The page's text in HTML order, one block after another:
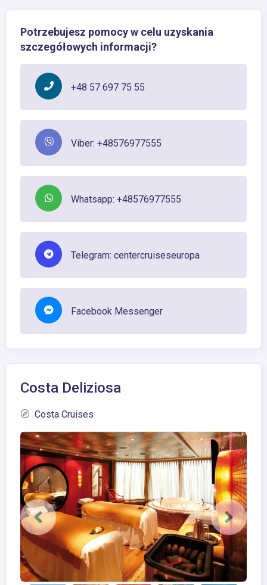
Potrzebujesz pomocy w celu uzyskania
szczegółowych informacji?
+48 57 697 75 55
Viber: +48576977555
Whatsapp: +48576977555
Telegram: centercruiseseuropa
Facebook Messenger
Costa Deliziosa
Costa Cruises